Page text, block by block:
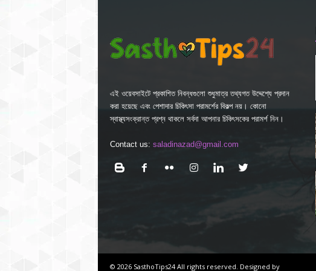
এই ওয়েবসাইটে প্রকাশিত নিবন্ধগুলো শুধুমাত্র তথ্যগত উদ্দেশ্যে প্রদান
করা হয়েছে এবং পেশাদার চিকিৎসা পরামর্শের বিকল্প নয়। কোনো
স্বাস্থ্যসংক্রান্ত প্রশ্ন থাকলে সর্বদা আপনার চিকিৎসকের পরামর্শ নিন।
Contact us: saladinazad@gmail.com
© 2026 SasthoTips24 All rights reserved. Designed by